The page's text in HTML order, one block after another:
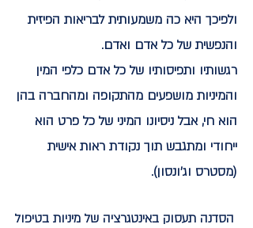
ולפיכך היא כה משמעותית לבריאות הפיזית
והנפשית של כל אדם ואדם.
רגשותיו ותפיסותיו של כל אדם כלפי המין
והמיניות מושפעים מהתקופה ומהחברה בהן
הוא חי, אבל ניסיונו המיני של כל פרט הוא
ייחודי ומתגבש תוך נקודת ראות אישית
(מסטרס וג'ונסון).
הסדנה תעסוק באינטגרציה של מיניות בטיפול